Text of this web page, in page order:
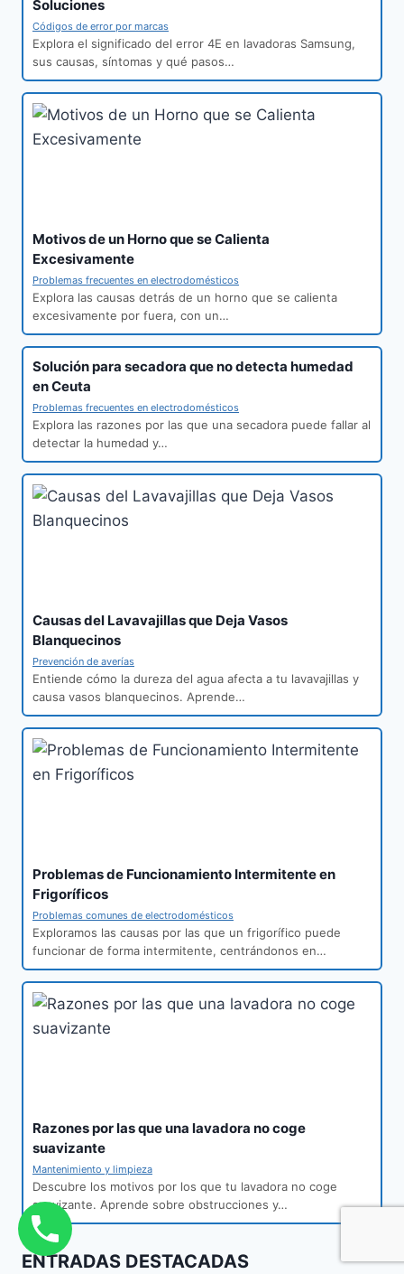
Soluciones
Códigos de error por marcas
Explora el significado del error 4E en lavadoras Samsung,
sus causas, síntomas y qué pasos…
Motivos de un Horno que se Calienta
Excesivamente
Problemas frecuentes en electrodomésticos
Explora las causas detrás de un horno que se calienta
excesivamente por fuera, con un…
Solución para secadora que no detecta humedad
en Ceuta
Problemas frecuentes en electrodomésticos
Explora las razones por las que una secadora puede fallar al
detectar la humedad y…
Causas del Lavavajillas que Deja Vasos
Blanquecinos
Prevención de averías
Entiende cómo la dureza del agua afecta a tu lavavajillas y
causa vasos blanquecinos. Aprende…
Problemas de Funcionamiento Intermitente en
Frigoríficos
Problemas comunes de electrodomésticos
Exploramos las causas por las que un frigorífico puede
funcionar de forma intermitente, centrándonos en…
Razones por las que una lavadora no coge
suavizante
Mantenimiento y limpieza
Descubre los motivos por los que tu lavadora no coge
suavizante. Aprende sobre obstrucciones y…
ENTRADAS DESTACADAS